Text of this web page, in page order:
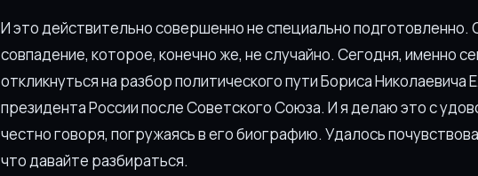
И это действительно совершенно не специально подготовленно.
совпадение, которое, конечно же, не случайно. Сегодня, именно
откликнуться на разбор политического пути Бориса Николаевича
президента России после Советского Союза. И я делаю это с
честно говоря, погружаясь в его биографию. Удалось
что давайте разбираться.